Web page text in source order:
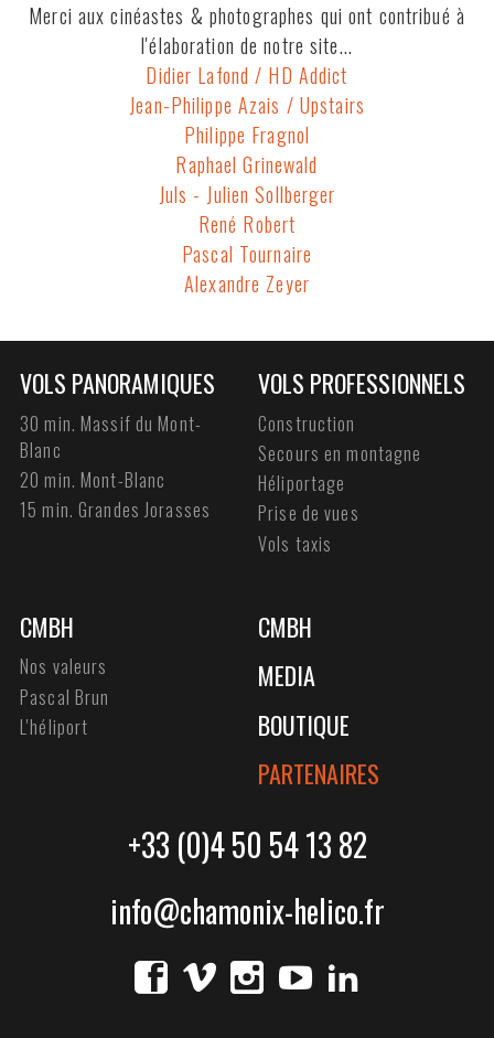
Merci aux cinéastes & photographes qui ont contribué à
l'élaboration de notre site...
Didier Lafond / HD Addict
Jean-Philippe Azais / Upstairs
Philippe Fragnol
Raphael Grinewald
Juls - Julien Sollberger
René Robert
Pascal Tournaire
Alexandre Zeyer
VOLS PANORAMIQUES
30 min. Massif du Mont-
Blanc
20 min. Mont-Blanc
15 min. Grandes Jorasses
VOLS PROFESSIONNELS
Construction
Secours en montagne
Héliportage
Prise de vues
Vols taxis
CMBH
Nos valeurs
Pascal Brun
L'héliport
CMBH
MEDIA
BOUTIQUE
PARTENAIRES
+33 (0)4 50 54 13 82
info@chamonix-helico.fr